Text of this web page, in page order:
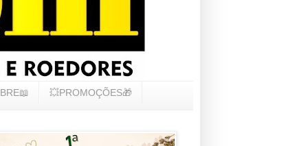
💥PROMOÇÕES🎁